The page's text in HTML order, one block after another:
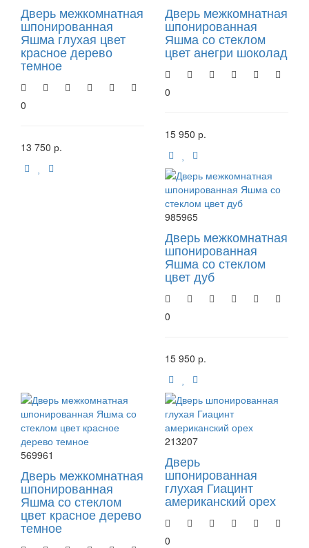
Дверь межкомнатная
шпонированная
Яшма глухая цвет
красное дерево
темное
0
13 750 р.
Дверь межкомнатная
шпонированная
Яшма со стеклом
цвет анегри шоколад
0
15 950 р.
985965
Дверь межкомнатная
шпонированная
Яшма со стеклом
цвет дуб
0
15 950 р.
569961
Дверь межкомнатная
шпонированная
Яшма со стеклом
цвет красное дерево
темное
213207
Дверь
шпонированная
глухая Гиацинт
американский орех
0